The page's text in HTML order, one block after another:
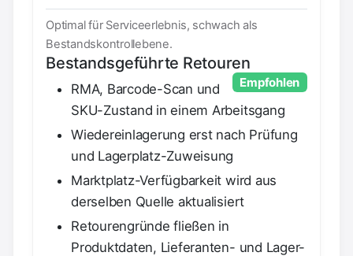
Optimal für Serviceerlebnis, schwach als
Bestandskontrollebene.
Bestandsgeführte Retouren
Empfohlen
RMA, Barcode-Scan und
SKU-Zustand in einem Arbeitsgang
Wiedereinlagerung erst nach Prüfung
und Lagerplatz-Zuweisung
Marktplatz-Verfügbarkeit wird aus
derselben Quelle aktualisiert
Retourengründe fließen in
Produktdaten, Lieferanten- und Lager-